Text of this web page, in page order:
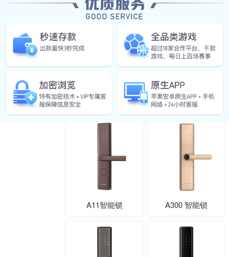
A1智能锁（支持华为
HiLink）
A13智能锁
A11智能锁 A300 智能锁